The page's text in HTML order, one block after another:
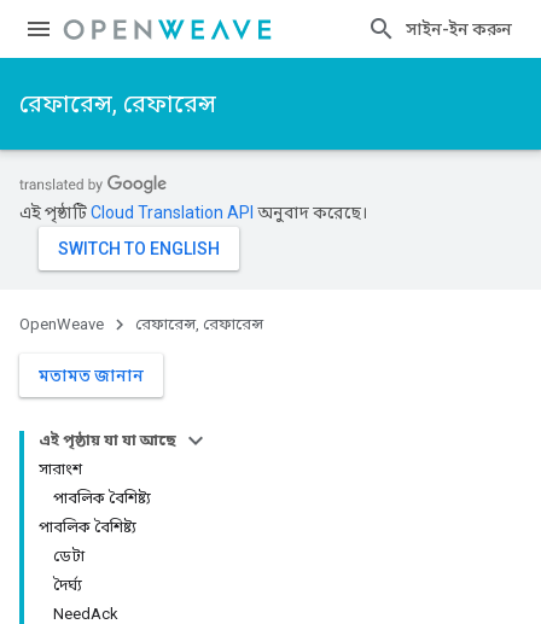
সাইন-ইন করুন
রেফারেন্স, রেফারেন্স
এই পৃষ্ঠাটিCloud Translation API অনুবাদ করেছে।
OpenWeave রেফারেন্স, রেফারেন্স
মতামত জানান
এই পৃষ্ঠায় যা যা আছে
সারাংশ
পাবলিক বৈশিষ্ট্য
পাবলিক বৈশিষ্ট্য
ডেটা
দৈর্ঘ্য
NeedAck